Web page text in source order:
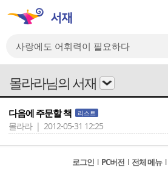
몰라라님의 서재
다음에 주문할 책 리스트
몰라라 | 2012-05-31 12:25
로그인 l PC버전 l 전체 메뉴 l